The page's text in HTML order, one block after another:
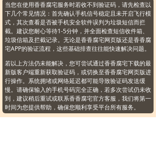
当您在使用香香腐宅服务时若收不到验证码，请先检查以
下几个常见情况：首先确认手机信号稳定且未开启飞行模
式，其次查看是否被手机安全软件误判为垃圾短信而拦
截。建议您耐心等待1-5分钟，并全面检查短信收件箱、
垃圾信箱及拦截记录。无论是香香腐宅网页版还是香香腐
宅APP的验证流程，这些基础排查往往能快速解决问题。
若以上方法仍未能解决，您可尝试通过香香腐宅下载的最
新版客户端重新获取验证码，或切换至香香腐宅网页版进
行操作。系统拥堵或网络延迟都可能导致验证码发送缓
慢。请确保输入的手机号码完全正确，若多次尝试仍未收
到，建议稍后重试或联系香香腐宅官方客服，我们将第一
时间为您提供帮助，确保您顺利享受平台所有服务。